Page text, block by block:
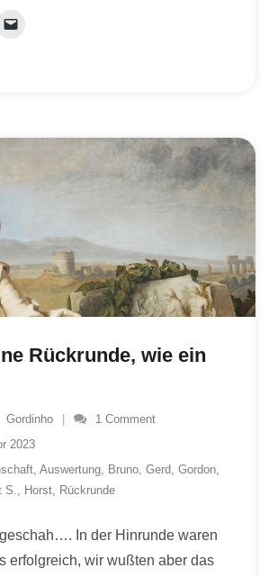
Rückrunde, wie ein
Gordinho 1 Comment
2023
, Auswertung, Bruno, Gerd, Gordon,
S., Horst, Rückrunde
In der Hinrunde waren
erfolgreich, wir wußten aber das